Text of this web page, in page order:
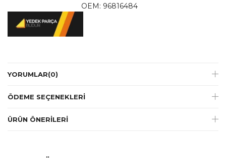
OEM: 96816484
YORUMLAR(0)
ÖDEME SEÇENEKLERI
ÜRÜN ÖNERILERI